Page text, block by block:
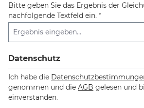
Bitte geben Sie das Ergebnis der
nachfolgende Textfeld ein. *
Datenschutz
Ich habe die
genommen und die AGB gelesen und
einverstanden.